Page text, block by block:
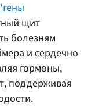
щит
болезням
и сердечно-
гормоны,
поддерживая